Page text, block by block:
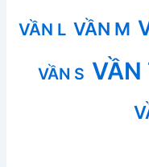
VẦN L VẦN M
VẦN S VẦN